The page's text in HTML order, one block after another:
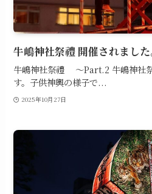
牛嶋神社祭禮 開催されまし
牛嶋神社祭禮 ～Part.2 牛嶋神社
す。子供神輿の様子で...
2025年10月27日